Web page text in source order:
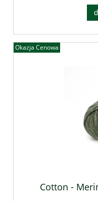
Cotton -
Okazja Cenowa